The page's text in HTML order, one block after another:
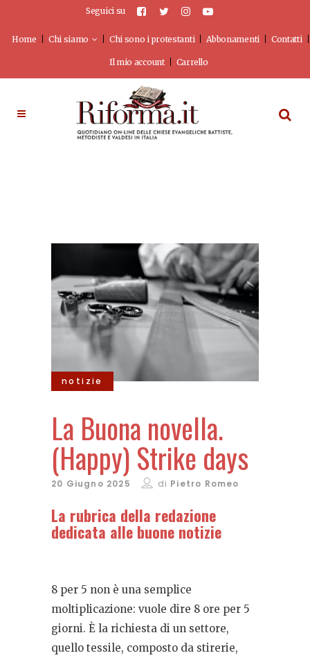
Seguici su
Home Chi siamo Chi sono i protestanti Abbonamenti Contatti
Il mio account Carrello
notizie
La Buona novella.
(Happy) Strike days
20 Giugno 2025 di Pietro Romeo
La rubrica della redazione
dedicata alle buone notizie
8 per 5 non è una semplice
moltiplicazione: vuole dire 8 ore per 5
giorni. È la richiesta di un settore,
quello tessile, composto da stirerie,